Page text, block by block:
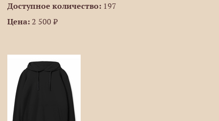
Доступное количество: 197
Цена: 2 500 ₽